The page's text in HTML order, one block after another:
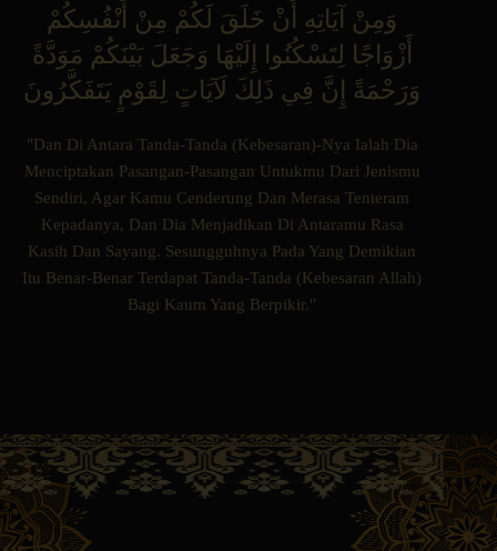
وَمِنْ آيَاتِهِ أَنْ خَلَقَ لَكُمْ مِنْ أَنْفُسِكُمْ
أَزْوَاجًا لِتَسْكُنُوا إِلَيْهَا وَجَعَلَ بَيْنَكُمْ مَوَدَّةً
وَرَحْمَةً إِنَّ فِي ذَلِكَ لَآيَاتٍ لِقَوْمٍ يَتَفَكَّرُونَ
"Dan Di Antara Tanda-Tanda (Kebesaran)-Nya Ialah Dia
Menciptakan Pasangan-Pasangan Untukmu Dari Jenismu
Sendiri, Agar Kamu Cenderung Dan Merasa Tenteram
Kepadanya, Dan Dia Menjadikan Di Antaramu Rasa
Kasih Dan Sayang. Sesungguhnya Pada Yang Demikian
Itu Benar-Benar Terdapat Tanda-Tanda (Kebesaran Allah)
Bagi Kaum Yang Berpikir."